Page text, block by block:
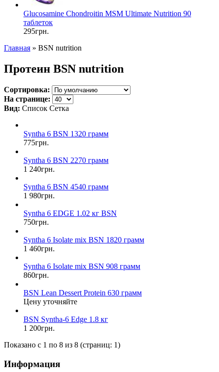
Glucosamine Chondroitin MSM Ultimate Nutrition 90
таблеток
295грн.
Главная » BSN nutrition
Протеин BSN nutrition
Сортировка:
На странице:
Вид: Список Сетка
Syntha 6 BSN 1320 грамм
775грн.
Syntha 6 BSN 2270 грамм
1 240грн.
Syntha 6 BSN 4540 грамм
1 980грн.
Syntha 6 EDGE 1.02 кг BSN
750грн.
Syntha 6 Isolate mix BSN 1820 грамм
1 460грн.
Syntha 6 Isolate mix BSN 908 грамм
860грн.
BSN Lean Dessert Protein 630 грамм
Цену уточняйте
BSN Syntha-6 Edge 1.8 кг
1 200грн.
Показано с 1 по 8 из 8 (страниц: 1)
Информация